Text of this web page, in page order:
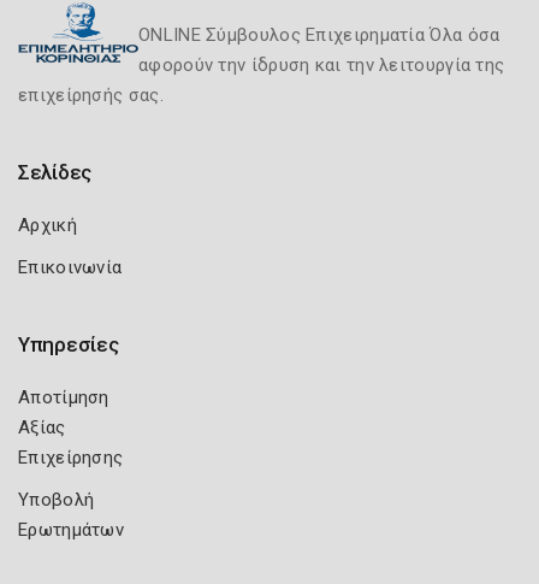
ONLINE Σύμβουλος Επιχειρηματία Όλα όσα
αφορούν την ίδρυση και την λειτουργία της
επιχείρησής σας.
Σελίδες
Αρχική
Επικοινωνία
Υπηρεσίες
Αποτίμηση
Αξίας
Επιχείρησης
Υποβολή
Ερωτημάτων